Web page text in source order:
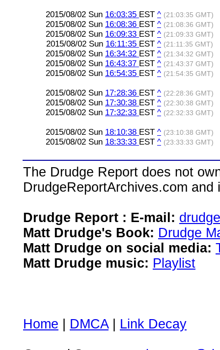
2015/08/02 Sun 16:03:35 EST ^ (21:03:35 GMT)
2015/08/02 Sun 16:08:36 EST ^ (21:08:36 GMT)
2015/08/02 Sun 16:09:33 EST ^ (21:09:33 GMT)
2015/08/02 Sun 16:11:35 EST ^ (21:11:35 GMT)
2015/08/02 Sun 16:34:32 EST ^ (21:34:32 GMT)
2015/08/02 Sun 16:43:37 EST ^ (21:43:37 GMT)
2015/08/02 Sun 16:54:35 EST ^ (21:54:35 GMT)
2015/08/02 Sun 17:28:36 EST ^ (22:28:36 GMT)
2015/08/02 Sun 17:30:38 EST ^ (22:30:38 GMT)
2015/08/02 Sun 17:32:33 EST ^ (22:32:33 GMT)
2015/08/02 Sun 18:10:38 EST ^ (23:10:38 GMT)
2015/08/02 Sun 18:33:33 EST ^ (23:33:33 GMT)
The Drudge Report does not
DrudgeReportArchives.com
Drudge Report : E-mail:
Matt Drudge's Book: Drudge
Matt Drudge on social media:
Matt Drudge music: Playlist
Home DMCA| Link Decay